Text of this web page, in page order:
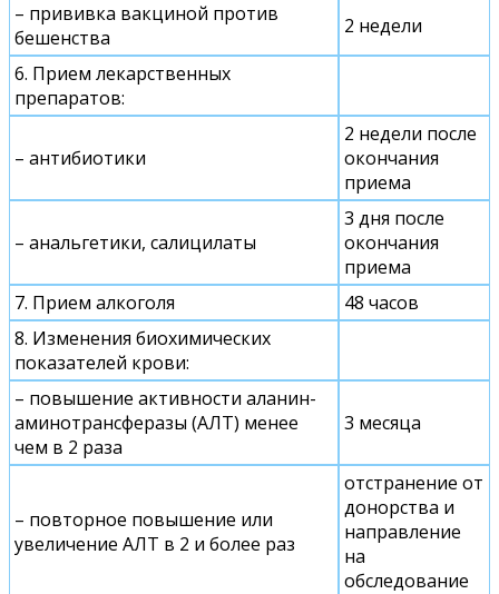
– прививка вакциной против
бешенства
2 недели
6. Прием лекарственных
препаратов:
– антибиотики
2 недели после
окончания
приема
– анальгетики, салицилаты
3 дня после
окончания
приема
7. Прием алкоголя
48 часов
8. Изменения биохимических
показателей крови:
– повышение активности аланин-
аминотрансферазы (АЛТ) менее
чем в 2 раза
3 месяца
– повторное повышение или
увеличение АЛТ в 2 и более раз
отстранение от
донорства и
направление
на
обследование